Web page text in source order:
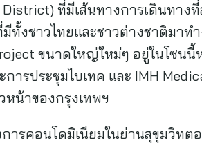
ที่มีเส้นทางการเดินทาง
ทั้งชาวไทยและชาวต่างชาติมาท
ขนาดใหญ่ใหม่ๆ อยู่ในโซนนี้
ารประชุมไบเทค และ IMH
หน้าของกรุงเทพฯ
ารคอนโดมิเนียมในย่านสุขุมวิท